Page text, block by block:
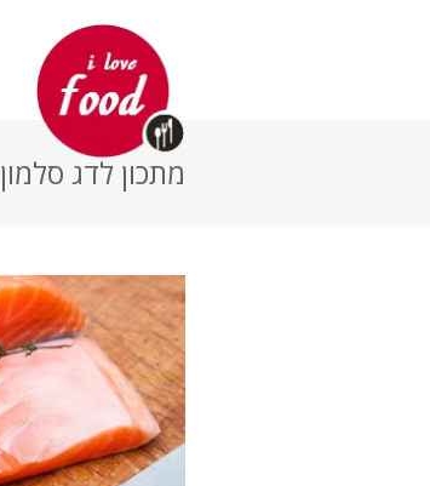
מתכון לדג סלמון